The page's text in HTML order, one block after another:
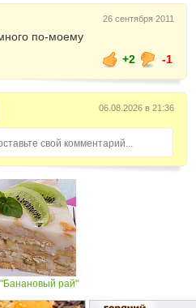
26 сентября 2011
по-моему
+2
-1
06.08.2026 в 21:36
свой комментарий...
рай"